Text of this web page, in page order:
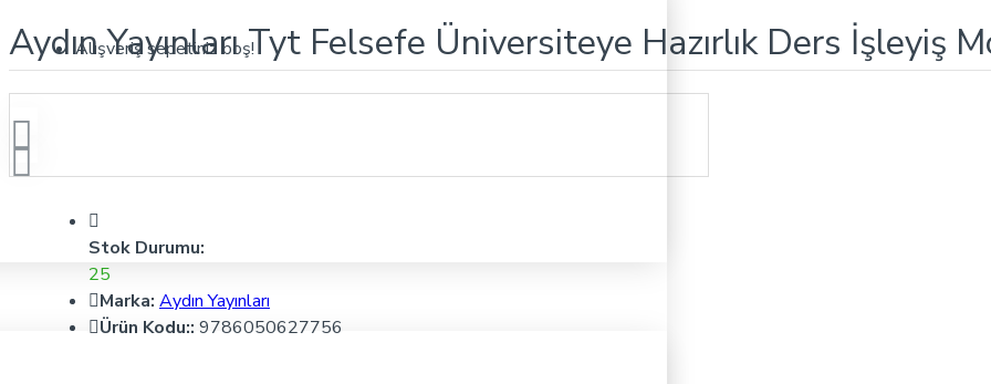
Alışveriş sepetiniz boş!
Aydın Yayınları Tyt Felsefe Üniversiteye Hazırlık Ders İşleyiş
Stok Durumu:
25
Marka: Aydın Yayınları
Ürün Kodu:: 9786050627756